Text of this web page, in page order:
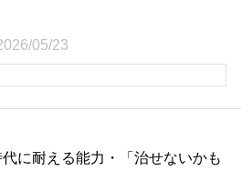
05/23
に耐える能力・「治せないかも